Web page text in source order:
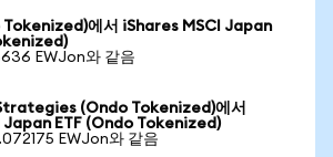
에서 iShares MSCI Japan
EWJon와 같음
(Ondo Tokenized)에서
Japan ETF (Ondo Tokenized)
EWJon와 같음